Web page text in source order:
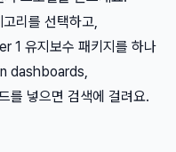
리를 선택하고,
1 유지보수 패키지를 하나
dashboards,
넣으면 검색에 걸려요.